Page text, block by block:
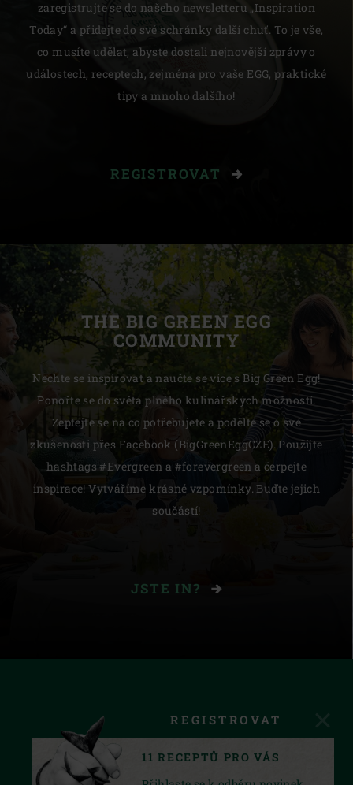
zaregistrujte se do našeho newsletteru „Inspiration
Today“ a přidejte do své schránky další chuť. To je vše,
co musíte udělat, abyste dostali nejnovější zprávy o
událostech, receptech, zejména pro vaše EGG, praktické
tipy a mnoho dalšího!
REGISTROVAT
THE BIG GREEN EGG
COMMUNITY
Nechte se inspirovat a naučte se více s Big Green Egg!
Ponořte se do světa plného kulinářských možností.
Zeptejte se na co potřebujete a podělte se o své
zkušenosti přes Facebook (BigGreenEggCZE). Použijte
hashtags #Evergreen a #forevergreen a čerpejte
inspirace! Vytváříme krásné vzpomínky. Buďte jejich
součástí!
JSTE IN?
REGISTROVAT
11 RECEPTŮ PRO VÁS